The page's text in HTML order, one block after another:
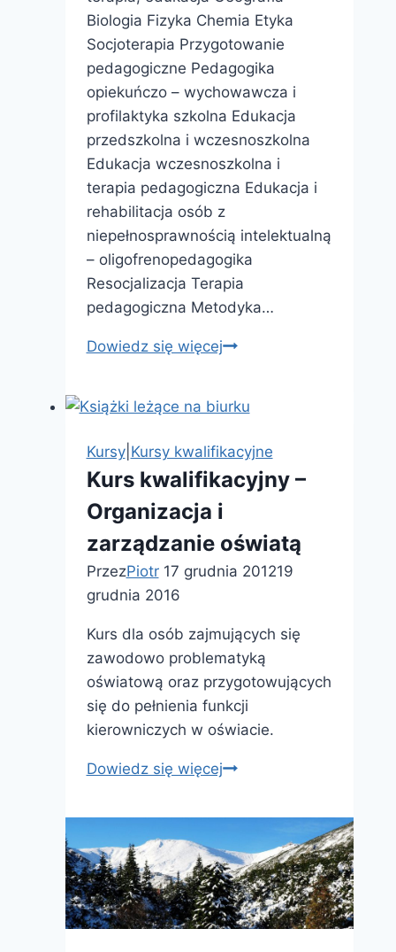
Biologia Fizyka Chemia Etyka
Socjoterapia Przygotowanie
pedagogiczne Pedagogika
opiekuńczo – wychowawcza i
profilaktyka szkolna Edukacja
przedszkolna i wczesnoszkolna
Edukacja wczesnoszkolna i
terapia pedagogiczna Edukacja i
rehabilitacja osób z
niepełnosprawnością intelektualną
– oligofrenopedagogika
Resocjalizacja Terapia
pedagogiczna Metodyka…
Dowiedz się więcejRuszają
Kursy| Kursy kwalifikacyjne
Kurs kwalifikacyjny –
Organizacja i
zarządzanie oświatą
PrzezPiotr 17 grudnia 201219
grudnia 2016
Kurs dla osób zajmujących się
zawodowo problematyką
oświatową oraz przygotowujących
się do pełnienia funkcji
kierowniczych w oświacie.
Dowiedz się więcejKurs
–
Organizacja
i
zarządzanie
oświatą